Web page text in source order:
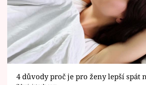
Seriály
Horoskopy
Sledujte prima+
Filmový festival Karlovy
4 důvody proč je pro ženy lepší spát